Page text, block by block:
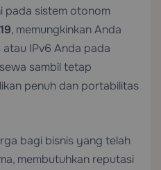
pada sistem otonom
, memungkinkan Anda
IPv6 Anda pada
sambil tetap
penuh dan portabilitas
bagi bisnis yang telah
membutuhkan reputasi